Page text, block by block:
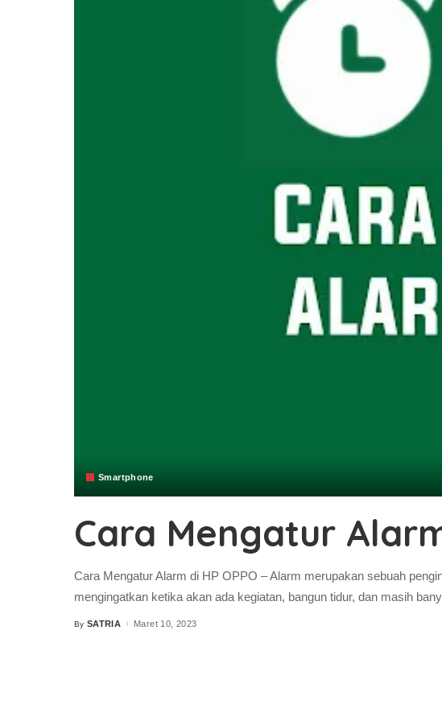
Smartphone
Cara Mengatur
Cara Mengatur Alarm di HP OPPO – Alarm merupakan sebuah
mengingatkan ketika akan ada kegiatan, bangun tidur, dan masih
Posted
By SATRIA Maret 10, 2023